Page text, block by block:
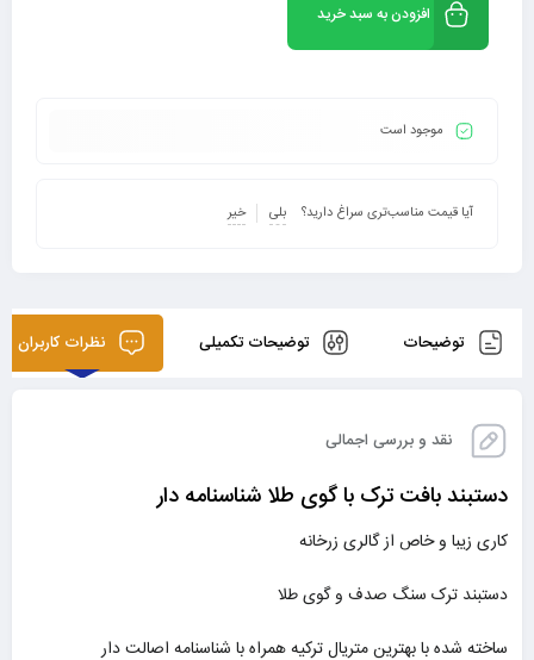
موجود است
آیا قیمت مناسب‌تری سراغ دارید؟ بلی خیر
افزودن به سبد خرید
توضیحات توضیحات تکمیلی نظرات کاربران
نقد و بررسی اجمالی
دستبند بافت ترک با گوی طلا شناسنامه دار
کاری زیبا و خاص از گالری زرخانه
دستبند ترک سنگ صدف و گوی طلا
ساخته شده با بهترین متریال ترکیه همراه با شناسنامه اصالت دار